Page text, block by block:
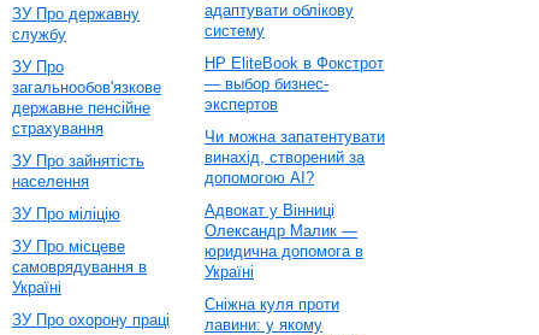
ЗУ Про державну
службу
ЗУ Про
загальнообов'язкове
державне пенсійне
страхування
ЗУ Про зайнятість
населення
ЗУ Про міліцію
ЗУ Про місцеве
самоврядування в
Україні
ЗУ Про охорону праці
адаптувати облікову
систему
HP EliteBook в Фокстрот
— выбор бизнес-
экспертов
Чи можна запатентувати
винахід, створений за
допомогою AI?
Адвокат у Вінниці
Олександр Малик —
юридична допомога в
Україні
Сніжна куля проти
лавини: у якому